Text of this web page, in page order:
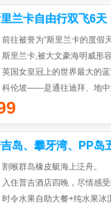
兰卡自由行双飞6天
前往被誉为“斯里兰卡的度假
斯里兰卡,被大文豪海明威形
英国女皇冠上的世界最大的
科伦坡——是通往迪拜、地中
岛、攀牙湾、PP岛
割喉群岛橡皮艇海上泛舟。
入住普吉酒店四晚，尽情感
时令水果自助大餐+纯水果冰